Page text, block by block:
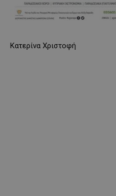
Κατερίνα Χριστοφή